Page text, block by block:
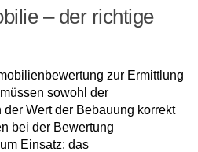
– der richtige
zur Ermittlung
sowohl der
Wert der Bebauung korrekt
bei der Bewertung
Einsatz: das